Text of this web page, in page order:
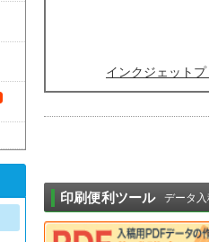
インクジェットプ
印刷便利ツール データ